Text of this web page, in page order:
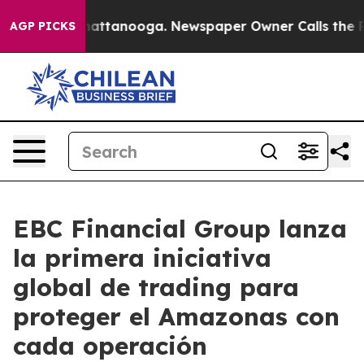
AGP PICKS
in Chattanooga. Newspaper Owner Calls the
EBC Financial Group lanza
la primera iniciativa
global de trading para
proteger el Amazonas con
cada operación